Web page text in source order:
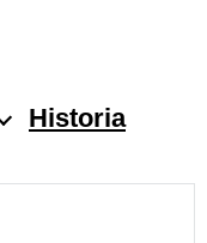
Historia